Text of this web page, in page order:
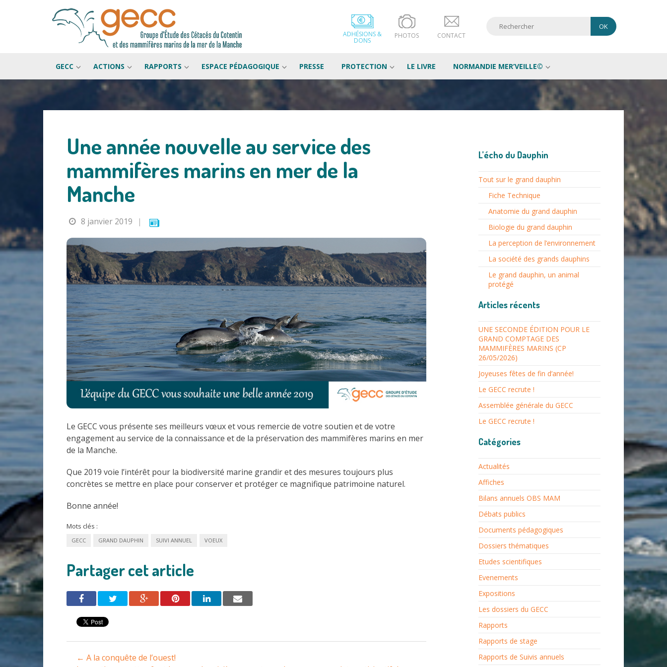
ADHÉSIONS &
DONS
PHOTOS CONTACT
GECC ACTIONS RAPPORTS ESPACE PÉDAGOGIQUE PRESSE PROTECTION LE LIVRE NORMANDIE MER’VEILLE©
Une année nouvelle au service des
mammifères marins en mer de la
Manche
8 janvier 2019 |
Le GECC vous présente ses meilleurs vœux et vous remercie de votre soutien et de votre
engagement au service de la connaissance et de la préservation des mammifères marins en mer
de la Manche.
Que 2019 voie l’intérêt pour la biodiversité marine grandir et des mesures toujours plus
concrètes se mettre en place pour conserver et protéger ce magnifique patrimoine naturel.
Bonne année!
Mots clés :
GECC GRAND DAUPHIN SUIVI ANNUEL VOEUX
Partager cet article
Navigation
← A la conquête de l’ouest!
L’écho du Dauphin
Tout sur le grand dauphin
Fiche Technique
Anatomie du grand dauphin
Biologie du grand dauphin
La perception de l’environnement
La société des grands dauphins
Le grand dauphin, un animal
protégé
Articles récents
UNE SECONDE ÉDITION POUR LE
GRAND COMPTAGE DES
MAMMIFÈRES MARINS (CP
26/05/2026)
Joyeuses fêtes de fin d’année!
Le GECC recrute !
Assemblée générale du GECC
Le GECC recrute !
Catégories
Actualités
Affiches
Bilans annuels OBS MAM
Débats publics
Documents pédagogiques
Dossiers thématiques
Etudes scientifiques
Evenements
Expositions
Les dossiers du GECC
Rapports
Rapports de stage
Rapports de Suivis annuels